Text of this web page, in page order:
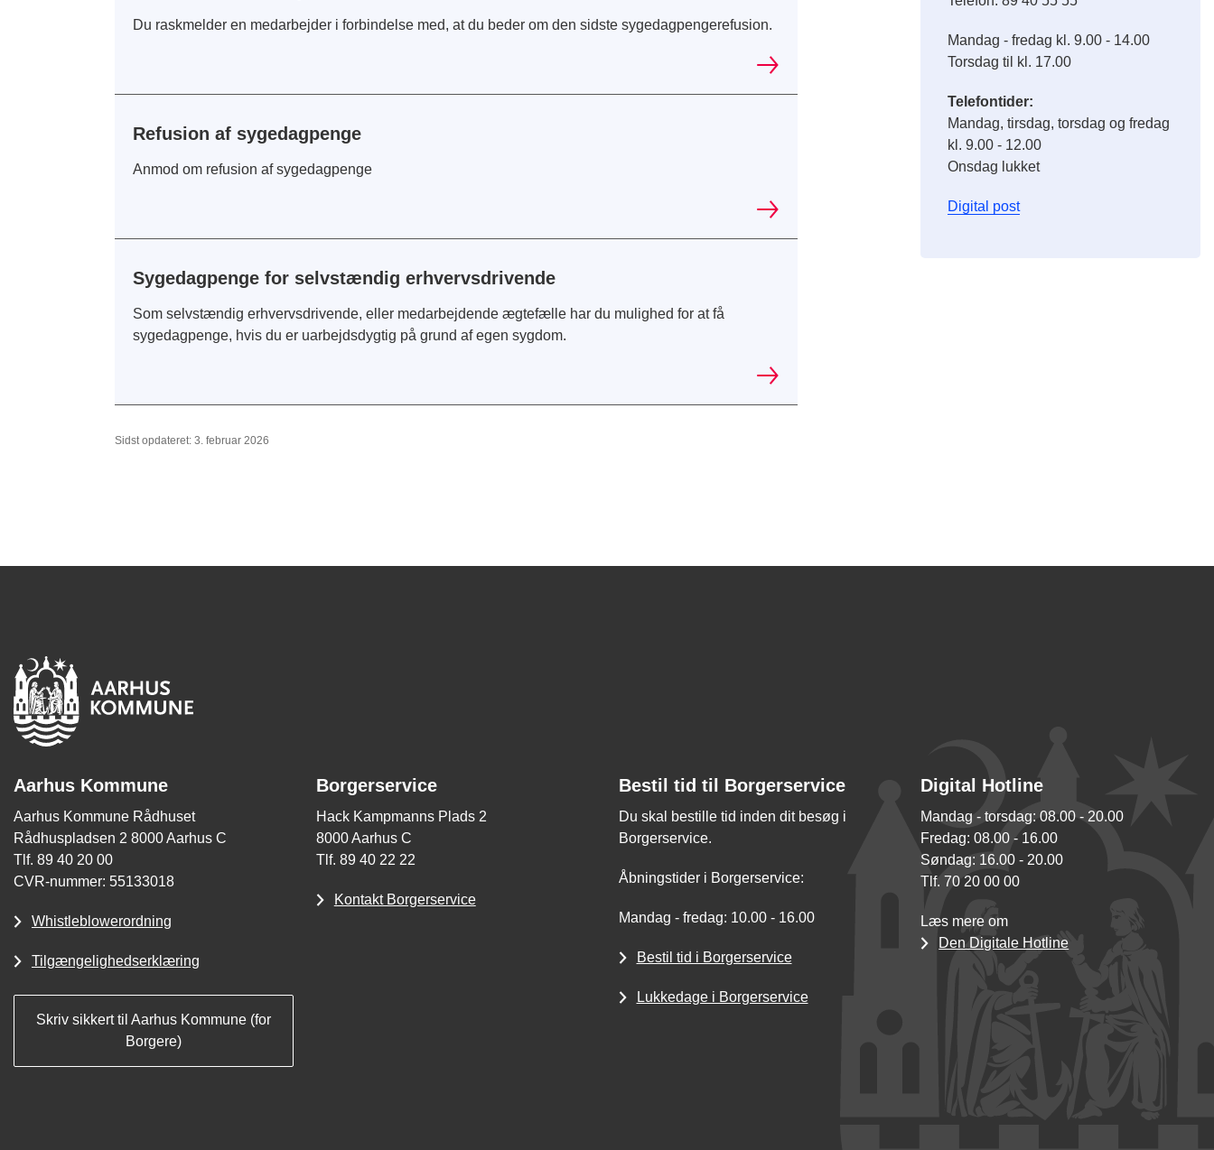
Du raskmelder en medarbejder i forbindelse med, at du beder om den sidste sygedagpengerefusion.
Refusion af sygedagpenge
Anmod om refusion af sygedagpenge
Sygedagpenge for selvstændig erhvervsdrivende
Som selvstændig erhvervsdrivende, eller medarbejdende ægtefælle har du mulighed for at få
sygedagpenge, hvis du er uarbejdsdygtig på grund af egen sygdom.
Mandag - fredag kl. 9.00 - 14.00
Torsdag til kl. 17.00
Telefontider:
Mandag, tirsdag, torsdag og fredag
kl. 9.00 - 12.00
Onsdag lukket
Digital post
Sidst opdateret: 3. februar 2026
Aarhus Kommune
Aarhus Kommune Rådhuset
Rådhuspladsen 2 8000 Aarhus C
Tlf. 89 40 20 00
CVR-nummer: 55133018
Whistleblowerordning
Tilgængelighedserklæring
Skriv sikkert til Aarhus Kommune (for
Borgere)
Borgerservice
Hack Kampmanns Plads 2
8000 Aarhus C
Tlf. 89 40 22 22
Kontakt Borgerservice
Bestil tid til Borgerservice
Du skal bestille tid inden dit besøg i
Borgerservice.
Åbningstider i Borgerservice:
Mandag - fredag: 10.00 - 16.00
Bestil tid i Borgerservice
Lukkedage i Borgerservice
Digital Hotline
Mandag - torsdag: 08.00 - 20.00
Fredag: 08.00 - 16.00
Søndag: 16.00 - 20.00
Tlf. 70 20 00 00
Læs mere om
Den Digitale Hotline